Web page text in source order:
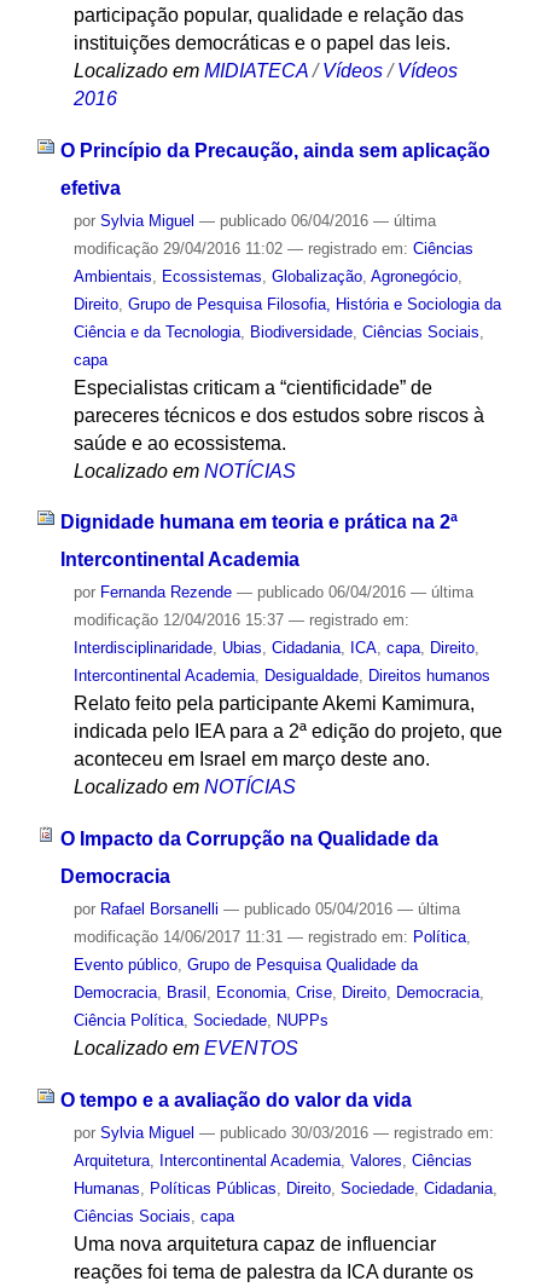
participação popular, qualidade e relação das
instituições democráticas e o papel das leis.
Localizado em MIDIATECA /Vídeos /Vídeos
2016
O Princípio da Precaução, ainda sem aplicação
efetiva
por Sylvia Miguel — publicado06/04/2016 — última
modificação29/04/2016 11:02 — registrado em: Ciências
Ambientais
Ecossistemas Globalização, Agronegócio,
Direito, Grupo de Pesquisa Filosofia, História e Sociologia da
Ciência e da Tecnologia, Biodiversidade, Ciências Sociais
capa
Especialistas criticam a “cientificidade” de
pareceres técnicos e dos estudos sobre riscos à
saúde e ao ecossistema.
Localizado em NOTÍCIAS
Dignidade humana em teoria e prática na 2ª
Intercontinental Academia
por Fernanda Rezende — publicado06/04/2016 — última
modificação12/04/2016 15:37 — registrado em:
Interdisciplinaridade, Ubias, Cidadania, ICA, capa, Direito,
Intercontinental Academia, Desigualdade, Direitos humanos
Relato feito pela participante Akemi Kamimura,
indicada pelo IEA para a 2ª edição do projeto, que
aconteceu em Israel em março deste ano.
Localizado em NOTÍCIAS
O Impacto da Corrupção na Qualidade da
Democracia
por Rafael Borsanelli — publicado05/04/2016 — última
modificação14/06/2017 11:31 — registrado em: Política,
Evento público, Grupo de Pesquisa Qualidade da
Democracia, Brasil , Economia, Crise, Direito, Democracia,
Ciência Política, Sociedade, NUPPs
Localizado em EVENTOS
O tempo e a avaliação do valor da vida
por Sylvia Miguel — publicado30/03/2016 — registrado em:
Arquitetura, Intercontinental Academia, Valores Ciências
Humanas
Políticas Públicas Direito, Sociedade, Cidadania,
Ciências Sociais capa
Uma nova arquitetura capaz de influenciar
reações foi tema de palestra da ICA durante os